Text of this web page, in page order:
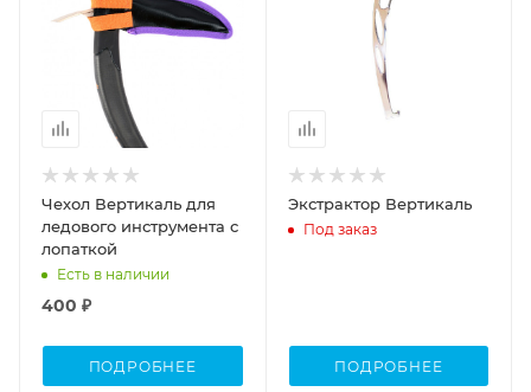
Чехол Вертикаль для
ледового инструмента с
лопаткой
Есть в наличии
400 ₽
ПОДРОБНЕЕ
Экстрактор Вертикаль
Под заказ
ПОДРОБНЕЕ